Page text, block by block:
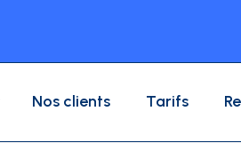
Nos clients Tarifs